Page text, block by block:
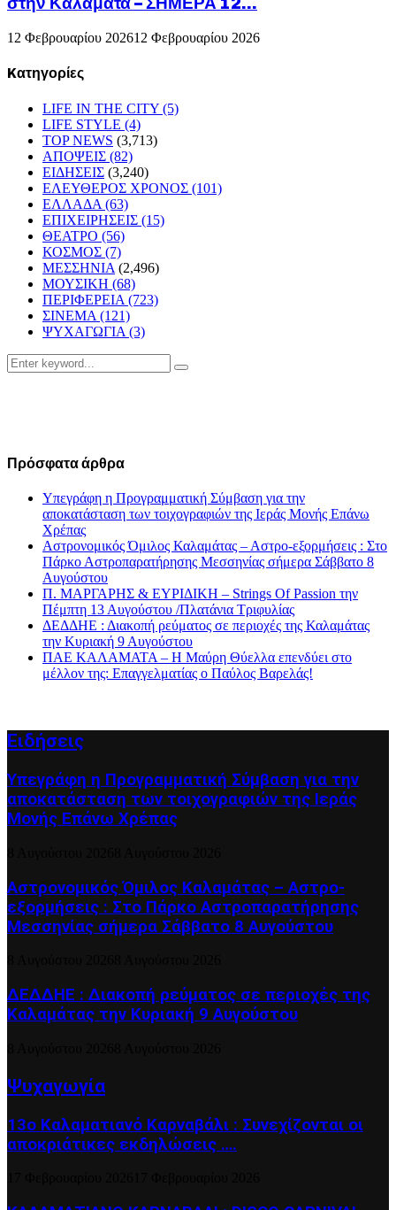
12 Φεβρουαρίου 202612 Φεβρουαρίου 2026
Kατηγορίες
LIFE IN THE CITY (5)
LIFE STYLE (4)
TOP NEWS (3,713)
ΑΠΟΨΕΙΣ (82)
ΕΙΔΗΣΕΙΣ (3,240)
ΕΛΕΥΘΕΡΟΣ ΧΡΟΝΟΣ (101)
ΕΛΛΑΔΑ (63)
ΕΠΙΧΕΙΡΗΣΕΙΣ (15)
ΘΕΑΤΡΟ (56)
ΚΟΣΜΟΣ (7)
ΜΕΣΣΗΝΙΑ (2,496)
ΜΟΥΣΙΚΗ (68)
ΠΕΡΙΦΕΡΕΙΑ (723)
ΣΙΝΕΜΑ (121)
ΨΥΧΑΓΩΓΙΑ (3)
Search
for:
Search
Πρόσφατα άρθρα
Υπεγράφη η Προγραμματική Σύμβαση για την
αποκατάσταση των τοιχογραφιών της Ιεράς Μονής Επάνω
Χρέπας
Αστρονομικός Όμιλος Καλαμάτας – Αστρο-εξορμήσεις : Στο
Πάρκο Αστροπαρατήρησης Μεσσηνίας σήμερα Σάββατο 8
Αυγούστου
Π. ΜΑΡΓΑΡΗΣ & ΕΥΡΙΔΙΚΗ – Strings Of Passion την
Πέμπτη 13 Αυγούστου /Πλατάνια Τριφυλίας
ΔΕΔΔΗΕ : Διακοπή ρεύματος σε περιοχές της Καλαμάτας
την Κυριακή 9 Αυγούστου
ΠΑΕ ΚΑΛΑΜΑΤΑ – Η Μαύρη Θύελλα επενδύει στο
μέλλον της: Επαγγελματίας ο Παύλος Βαρελάς!
Ειδήσεις
Υπεγράφη η Προγραμματική Σύμβαση για την
αποκατάσταση των τοιχογραφιών της Ιεράς
Μονής Επάνω Χρέπας
Αστρονομικός Όμιλος Καλαμάτας – Αστρο-
εξορμήσεις : Στο Πάρκο Αστροπαρατήρησης
Μεσσηνίας σήμερα Σάββατο 8 Αυγούστου
ΔΕΔΔΗΕ : Διακοπή ρεύματος σε περιοχές της
Καλαμάτας την Κυριακή 9 Αυγούστου
Ψυχαγωγία
13ο Καλαματιανό Καρναβάλι : Συνεχίζονται οι
αποκριάτικες εκδηλώσεις ….